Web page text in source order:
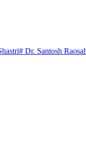
# Dr. Santosh